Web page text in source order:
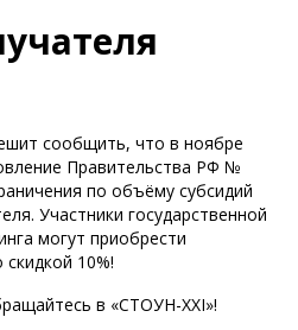
сообщить, что в ноябре
Правительства РФ №
по объёму субсидий
Участники государственной
могут приобрести
10%!
в «СТОУН-XXI»!